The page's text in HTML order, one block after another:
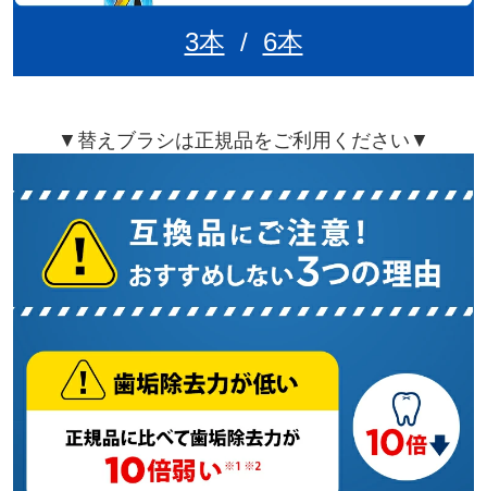
3本 / 6本
▼替えブラシは正規品をご利用ください▼